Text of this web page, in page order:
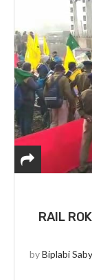
RAIL
byBiplabi